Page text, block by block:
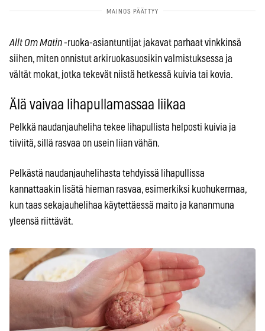
Allt Om Matin-ruoka-asiantuntijat jakavat parhaat vinkkinsä
siihen, miten onnistut arkiruokasuosikin valmistuksessa ja
vältät mokat, jotka tekevät niistä hetkessä kuivia tai kovia.
Älä vaivaa lihapullamassaa liikaa
Pelkkä naudanjauheliha tekee lihapullista helposti kuivia ja
tiiviitä, sillä rasvaa on usein liian vähän.
Pelkästä naudanjauhelihasta tehdyissä lihapullissa
kannattaakin lisätä hieman rasvaa, esimerkiksi kuohukermaa,
kun taas sekajauhelihaa käytettäessä maito ja kananmuna
yleensä riittävät.